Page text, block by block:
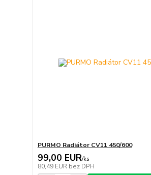
PURMO Radiátor CV11 450/600
99,00 EUR/ks
80,49 EUR bez DPH